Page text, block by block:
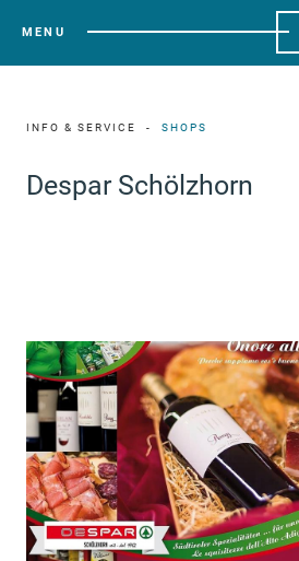
MENU
INFO & SERVICE SHOPS
Despar Schölzhorn